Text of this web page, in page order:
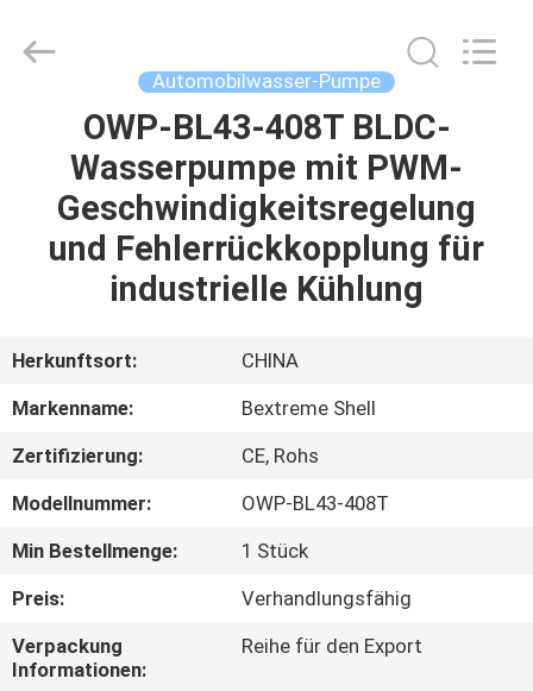
STARTSEITE
PRODUKTE
VIDEOS
ÜBER
UNS
FABRIK
TOUR
QUALITÄTSKONTROLLE
KONTAKT
Motor
Technology
Automobilwasser-Pumpe
OWP-BL43-408T BLDC-
Wasserpumpe mit PWM-
Geschwindigkeitsregelung
und Fehlerrückkopplung für
industrielle Kühlung
Herkunftsort:
CHINA
Markenname:
Bextreme Shell
Zertifizierung:
CE, Rohs
Modellnummer:
OWP-BL43-408T
Min Bestellmenge:
1 Stück
Preis:
Verhandlungsfähig
Verpackung
Informationen:
Reihe für den Export